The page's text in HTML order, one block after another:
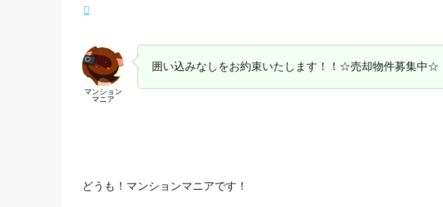
マンション
マニア
囲い込みなしをお約束いたします！！☆売却物件募集中☆
どうも！マンションマニアです！